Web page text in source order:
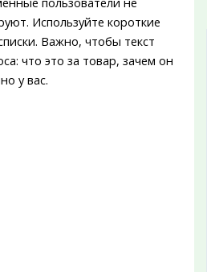
Используйте короткие
Важно, чтобы текст
что это за товар, зачем он
у вас.